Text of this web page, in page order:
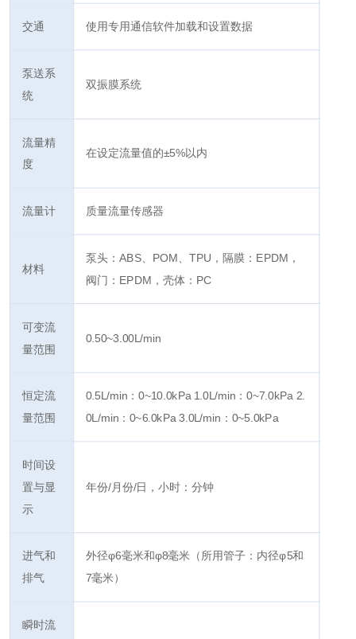
交通 使用专用通信软件加载和设置数据
泵送系
统
双振膜系统
流量精
度
在设定流量值的±5%以内
流量计 质量流量传感器
材料
泵头：ABS、POM、TPU，隔膜：EPDM，
阀门：EPDM，壳体：PC
可变流
量范围
0.50~3.00L/min
恒定流
量范围
0.5L/min：0~10.0kPa 1.0L/min：0~7.0kPa 2.
0L/min：0~6.0kPa 3.0L/min：0~5.0kPa
时间设
置与显
示
年份/月份/日，小时：分钟
进气和
排气
外径φ6毫米和φ8毫米（所用管子：内径φ5和
7毫米）
瞬时流